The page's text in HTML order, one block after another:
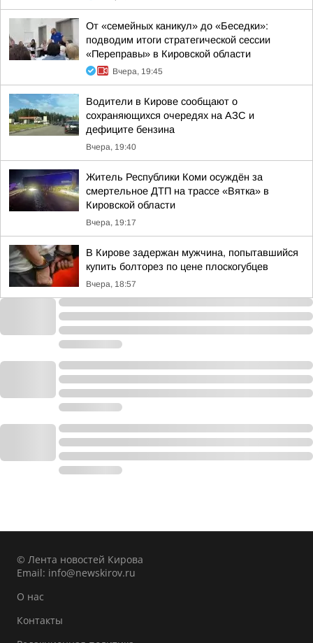
От «семейных каникул» до «Беседки»:
подводим итоги стратегической сессии
«Переправы» в Кировской области
Вчера, 19:45
Водители в Кирове сообщают о
сохраняющихся очередях на АЗС и
дефиците бензина
Вчера, 19:40
Житель Республики Коми осуждён за
смертельное ДТП на трассе «Вятка» в
Кировской области
Вчера, 19:17
В Кирове задержан мужчина, попытавшийся
купить болторез по цене плоскогубцев
Вчера, 18:57
© Лента новостей Кирова
Email: info@newskirov.ru
О нас
Контакты